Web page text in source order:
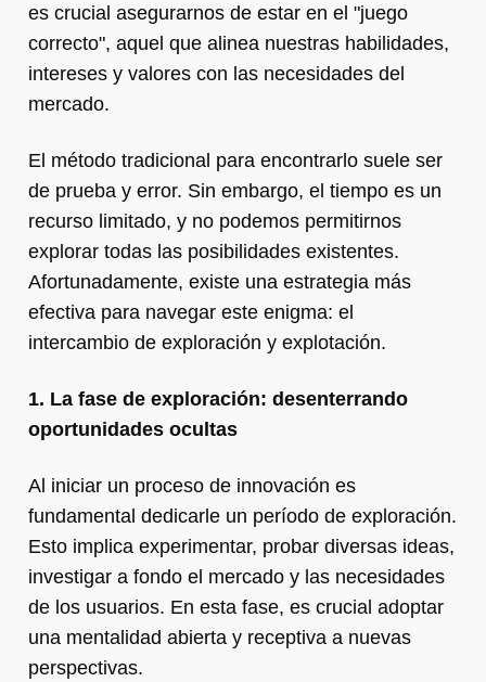
es crucial asegurarnos de estar en el "juego
correcto", aquel que alinea nuestras habilidades,
intereses y valores con las necesidades del
mercado.
El método tradicional para encontrarlo suele ser
de prueba y error. Sin embargo, el tiempo es un
recurso limitado, y no podemos permitirnos
explorar todas las posibilidades existentes.
Afortunadamente, existe una estrategia más
efectiva para navegar este enigma: el
intercambio de exploración y explotación.
1. La fase de exploración: desenterrando
oportunidades ocultas
Al iniciar un proceso de innovación es
fundamental dedicarle un período de exploración.
Esto implica experimentar, probar diversas ideas,
investigar a fondo el mercado y las necesidades
de los usuarios. En esta fase, es crucial adoptar
una mentalidad abierta y receptiva a nuevas
perspectivas.